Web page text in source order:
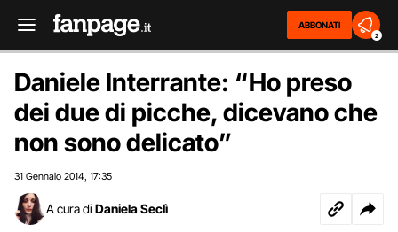
ABBONATI
2
Daniele Interrante: “Ho preso
dei due di picche, dicevano che
non sono delicato”
31 Gennaio 2014 17:35
A cura di Daniela Seclì